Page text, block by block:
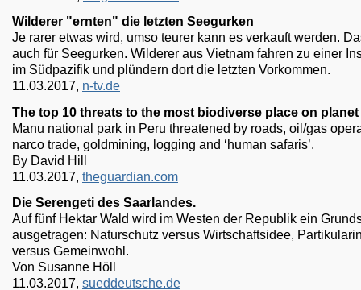
Wilderer "ernten" die letzten Seegurken
Je rarer etwas wird, umso teurer kann es verkauft werden.
auch für Seegurken. Wilderer aus Vietnam fahren zu einer
im Südpazifik und plündern dort die letzten Vorkommen.
11.03.2017, n-tv.de
The top 10 threats to the most biodiverse place on planet
Manu national park in Peru threatened by roads, oil/gas
narco trade, goldmining, logging and ‘human safaris’.
By David Hill
11.03.2017, theguardian.com
Die Serengeti des Saarlandes.
Auf fünf Hektar Wald wird im Westen der Republik ein
ausgetragen: Naturschutz versus Wirtschaftsidee,
versus Gemeinwohl.
Von Susanne Höll
11.03.2017, sueddeutsche.de